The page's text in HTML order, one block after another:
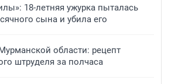
18-летняя ужурка пыталась
сына и убила его
области: рецепт
штруделя за полчаса